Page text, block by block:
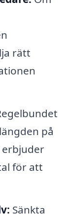
rätt
på
för att
Sänkta